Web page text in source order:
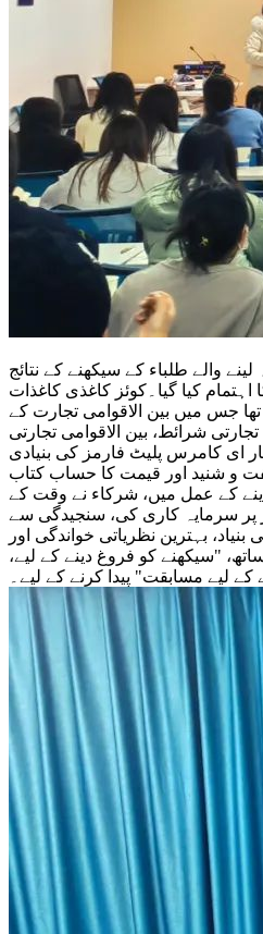
والے طلباء کے سیکھنے کے نتائج
اہتمام کیا گیا۔کوئز کاغذی کاغذات
جس میں بین الاقوامی تجارت کے
شرائط، بین الاقوامی تجارتی
ای کامرس پلیٹ فارمز کی بنیادی
و شنید اور قیمت کا حساب کتاب
کے عمل میں، شرکاء نے وقت کے
پر سرمایہ کاری کی، سنجیدگی سے
بہترین نظریاتی خواندگی اور
"سیکھنے کو فروغ دینے کے لیے،
کے لیے مسابقت" پیدا کرنے کے لیے۔